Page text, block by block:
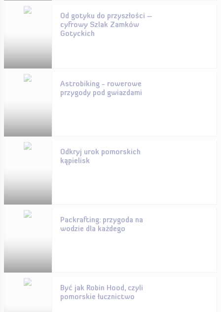
Od gotyku do przyszłości –
cyfrowy Szlak Zamków
Gotyckich
Astrobiking - rowerowe
przygody pod gwiazdami
Odkryj urok pomorskich
kąpielisk
Packrafting: przygoda na
wodzie dla każdego
Być jak Robin Hood, czyli
pomorskie łucznictwo